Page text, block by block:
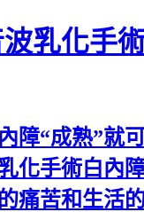
乳化手
障“成熟”就
化手術白內
痛苦和生活